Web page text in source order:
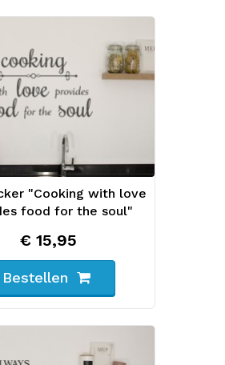
"Cooking with love
food for the soul"
€ 15,95
Bestellen